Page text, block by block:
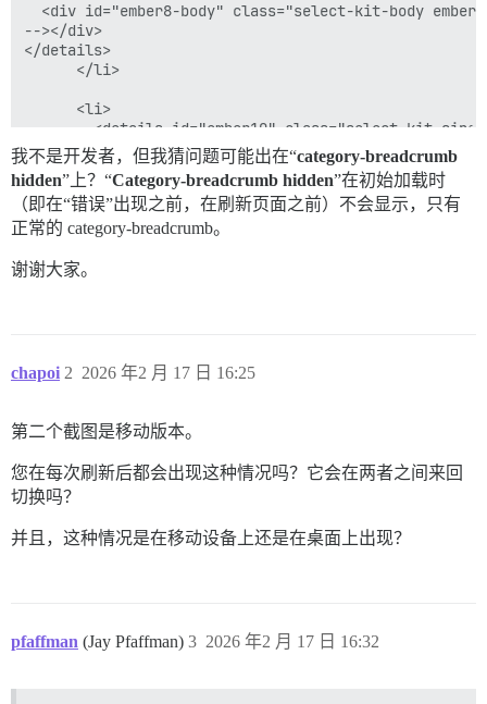
<div id="ember8-body" class="select-kit-body
--></div>
</details>
      </li>
      <li>
<details id="ember10" class="select-kit
<div title="Tags" data-name="Tags"
<!--
-->
<!--
-->
      Tags
    </use></svg>
</div></summary>
<div id="ember10-body" class="select-kit-body
--></div>
      </li>
我不是开发者，但我猜问题可能出在“category-breadcrumb
hidden”上？“Category-breadcrumb hidden”在初始加载时
（即在“错误”出现之前，在刷新页面之前）不会显示，只有
正常的 category-breadcrumb。
谢谢大家。
chapoi 2026 年2 月 17 日 16:25
2
第二个截图是移动版本。
您在每次刷新后都会出现这种情况吗？它会在两者之间来回
切换吗？
并且，这种情况是在移动设备上还是在桌面上出现？
pfaffman (Jay Pfaffman) 2026 年2 月 17 日 16:32
3